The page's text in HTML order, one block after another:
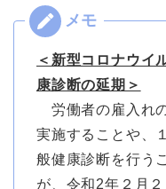
＜新型コロナウイ
康診断の延期＞
労働者の雇入れ
実施することや、
般健康診断を行う
が、令和2年２月